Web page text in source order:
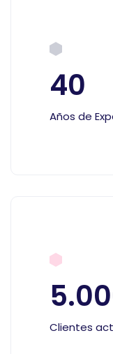
40
Años de
Clientes